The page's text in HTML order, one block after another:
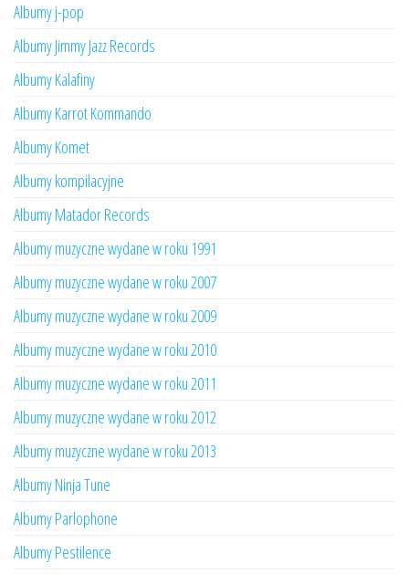
Albumy j-pop
Albumy Jimmy Jazz Records
Albumy Kalafiny
Albumy Karrot Kommando
Albumy Komet
Albumy kompilacyjne
Albumy Matador Records
Albumy muzyczne wydane w roku 1991
Albumy muzyczne wydane w roku 2007
Albumy muzyczne wydane w roku 2009
Albumy muzyczne wydane w roku 2010
Albumy muzyczne wydane w roku 2011
Albumy muzyczne wydane w roku 2012
Albumy muzyczne wydane w roku 2013
Albumy Ninja Tune
Albumy Parlophone
Albumy Pestilence